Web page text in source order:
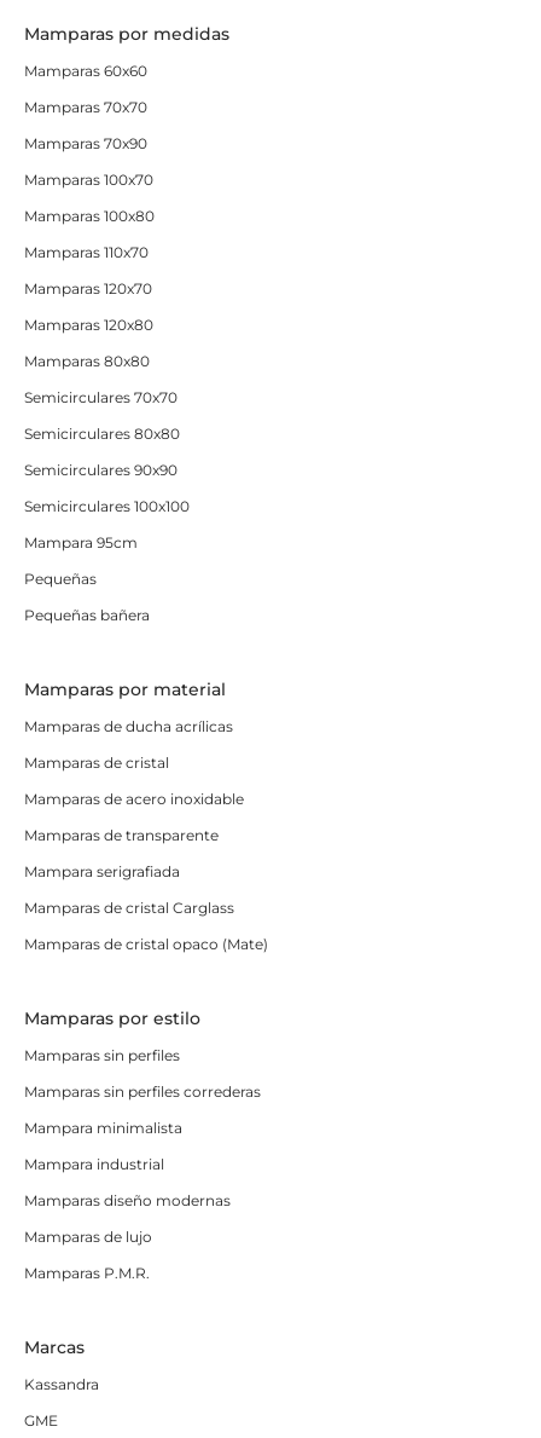
Mamparas por medidas
Mamparas 60x60
Mamparas 70x70
Mamparas 70x90
Mamparas 100x70
Mamparas 100x80
Mamparas 110x70
Mamparas 120x70
Mamparas 120x80
Mamparas 80x80
Semicirculares 70x70
Semicirculares 80x80
Semicirculares 90x90
Semicirculares 100x100
Mampara 95cm
Pequeñas
Pequeñas bañera
Mamparas por material
Mamparas de ducha acrílicas
Mamparas de cristal
Mamparas de acero inoxidable
Mamparas de transparente
Mampara serigrafiada
Mamparas de cristal Carglass
Mamparas de cristal opaco (Mate)
Mamparas por estilo
Mamparas sin perfiles
Mamparas sin perfiles correderas
Mampara minimalista
Mampara industrial
Mamparas diseño modernas
Mamparas de lujo
Mamparas P.M.R.
Marcas
Kassandra
GME